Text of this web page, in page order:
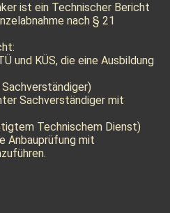
ist ein Technischer Bericht
nach § 21
und KÜS, die eine Ausbildung
Sachverständiger mit
Technischem Dienst)
Anbauprüfung mit